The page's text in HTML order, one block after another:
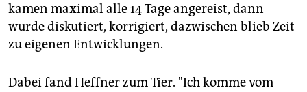
kamen maximal alle 14 Tage angereist, dann
wurde diskutiert, korrigiert, dazwischen blieb Zeit
zu eigenen Entwicklungen.
Dabei fand Heffner zum Tier. "Ich komme vom